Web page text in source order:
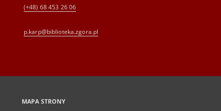
(+48) 68 453 26 06
p.karp@biblioteka.zgora.pl
MAPA STRONY